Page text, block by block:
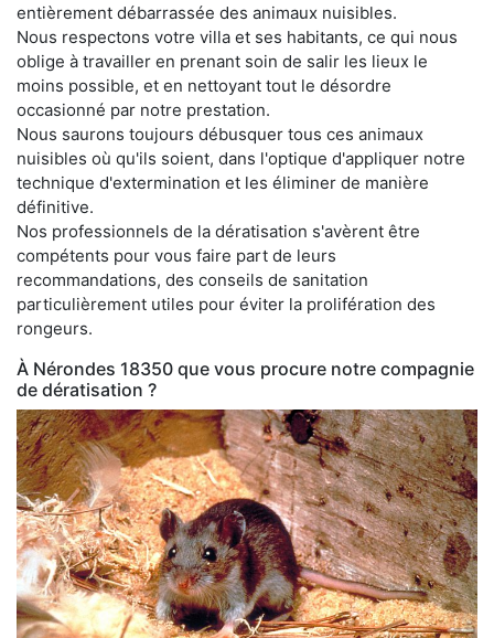
entièrement débarrassée des animaux nuisibles.
Nous respectons votre villa et ses habitants, ce qui nous
oblige à travailler en prenant soin de salir les lieux le
moins possible, et en nettoyant tout le désordre
occasionné par notre prestation.
Nous saurons toujours débusquer tous ces animaux
nuisibles où qu'ils soient, dans l'optique d'appliquer notre
technique d'extermination et les éliminer de manière
définitive.
Nos professionnels de la dératisation s'avèrent être
compétents pour vous faire part de leurs
recommandations, des conseils de sanitation
particulièrement utiles pour éviter la prolifération des
rongeurs.
À Nérondes 18350 que vous procure notre compagnie
de dératisation ?